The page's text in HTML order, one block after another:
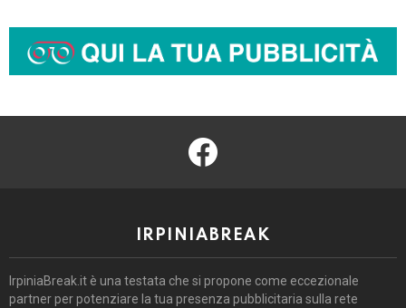
facebook
IRPINIABREAK
IrpiniaBreak.it è una testata che si propone come eccezionale
partner per potenziare la tua presenza pubblicitaria sulla rete